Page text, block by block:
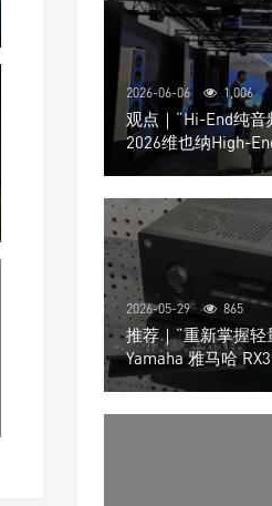
2026-06-06 1,006
观点｜“Hi-End纯
2026维也纳High-
Trinnov Audio搭建
2026-05-29 865
推荐｜“重新掌握
Yamaha 雅马哈
大器